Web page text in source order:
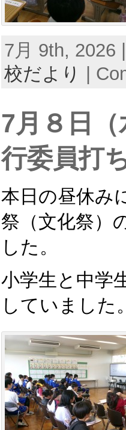
7月 9th, 2026
校だより
7月８日
行委員打
本日の昼休み
祭（文化祭）
した。
小学生と中学
していました